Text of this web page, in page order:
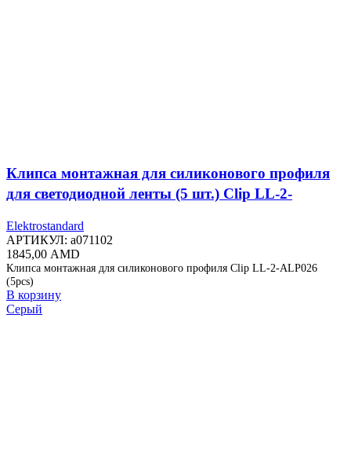
Клипса монтажная для силиконового профиля
для светодиодной ленты (5 шт.) Clip LL-2-
Elektrostandard
АРТИКУЛ: a071102
1845,00 AMD
Клипса монтажная для силиконового профиля Clip LL-2-ALP026
(5pcs)
В корзину
Серый